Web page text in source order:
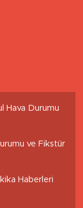
Hava Durumu
ve Fikstür
Haberleri